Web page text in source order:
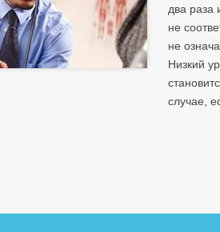
два раза
не
не
Низкий
случае,